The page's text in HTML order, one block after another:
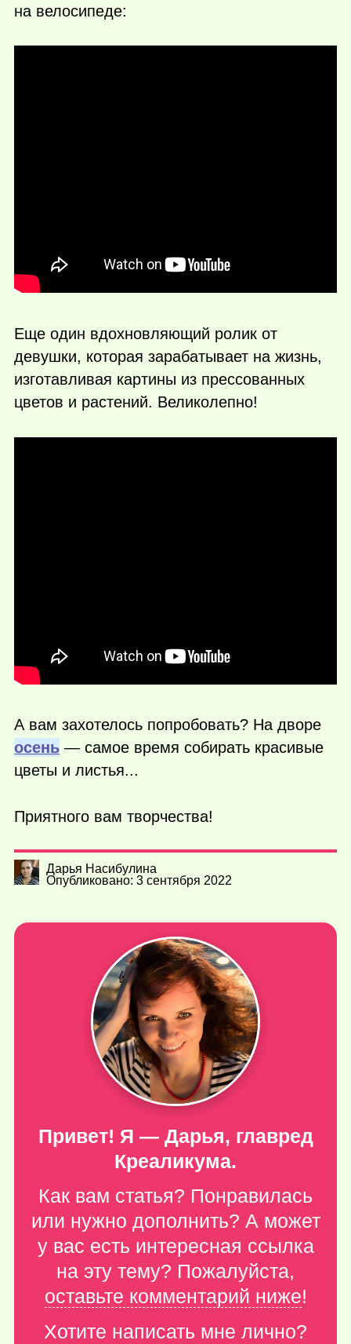
на велосипеде:
Еще один вдохновляющий ролик от
девушки, которая зарабатывает на жизнь,
изготавливая картины из прессованных
цветов и растений. Великолепно!
А вам захотелось попробовать? На дворе
осень — самое время собирать красивые
цветы и листья...
Приятного вам творчества!
Дарья Насибулина
Опубликовано: 3 сентября 2022
Привет! Я — Дарья, главред
Креаликума.
Как вам статья? Понравилась
или нужно дополнить? А может
у вас есть интересная ссылка
на эту тему? Пожалуйста,
оставьте комментарий ниже!
Хотите написать мне лично?